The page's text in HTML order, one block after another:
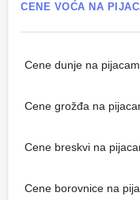
CENE VOĆA NA
Cene dunje na
Cene grožđa na
Cene breskvi na
Cene borovnice na